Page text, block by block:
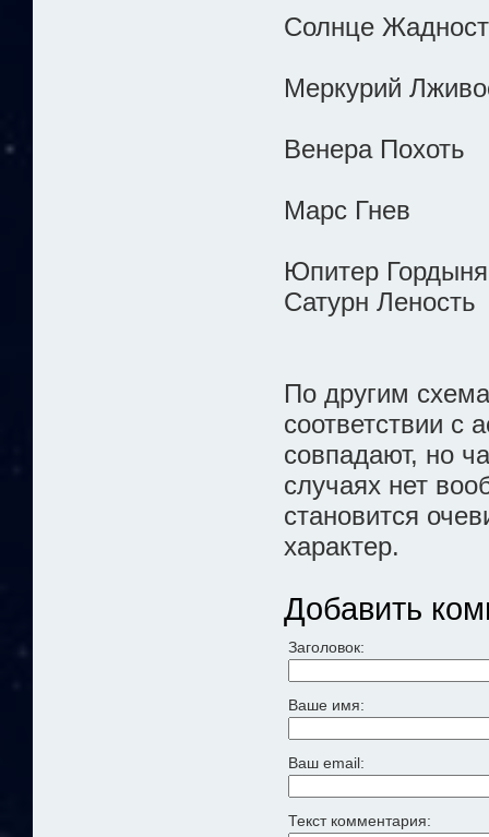
Солнце
Меркурий
Венера Похоть
Марс Гнев
Юпитер Гордыня
Сатурн Леность
По другим
соответствии с
совпадают, но
случаях нет
становится
характер.
Добавить
Заголовок:
Ваше имя:
Ваш email:
Текст комментария: